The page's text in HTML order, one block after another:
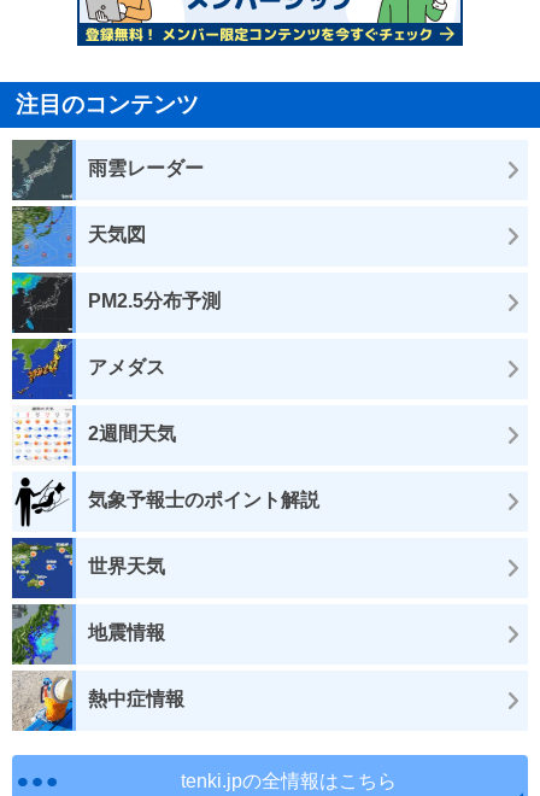
注目のコンテンツ
雨雲レーダー
天気図
PM2.5分布予測
アメダス
2週間天気
気象予報士のポイント解説
世界天気
地震情報
熱中症情報
tenki.jpの全情報はこちら